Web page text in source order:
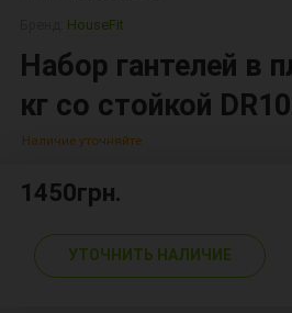
HouseFit
Набор гантелей в
кг cо стойкой
Наличие уточняйте
1450грн.
УТОЧНИТЬ НАЛИЧИЕ